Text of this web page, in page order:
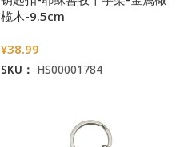
榄木-9.5cm
¥38.99
SKU： HS00001784